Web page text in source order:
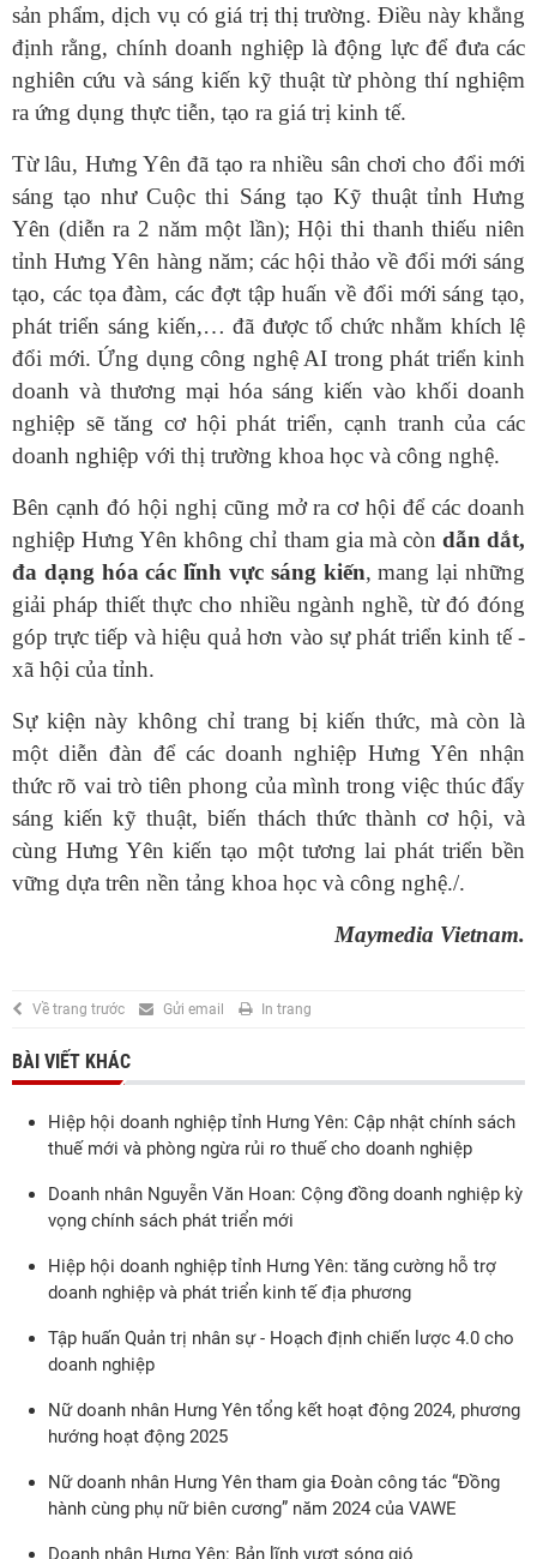
sản phẩm, dịch vụ có giá trị thị trường. Điều này khẳng
định rằng, chính doanh nghiệp là động lực để đưa các
nghiên cứu và sáng kiến kỹ thuật từ phòng thí nghiệm
ra ứng dụng thực tiễn, tạo ra giá trị kinh tế.
Từ lâu, Hưng Yên đã tạo ra nhiều sân chơi cho đổi mới
sáng tạo như Cuộc thi Sáng tạo Kỹ thuật tỉnh Hưng
Yên (diễn ra 2 năm một lần); Hội thi thanh thiếu niên
tỉnh Hưng Yên hàng năm; các hội thảo về đổi mới sáng
tạo, các tọa đàm, các đợt tập huấn về đổi mới sáng tạo,
phát triển sáng kiến,… đã được tổ chức nhằm khích lệ
đổi mới. Ứng dụng công nghệ AI trong phát triển kinh
doanh và thương mại hóa sáng kiến vào khối doanh
nghiệp sẽ tăng cơ hội phát triển, cạnh tranh của các
doanh nghiệp với thị trường khoa học và công nghệ.
Bên cạnh đó hội nghị cũng mở ra cơ hội để các doanh
nghiệp Hưng Yên không chỉ tham gia mà còn dẫn dắt,
đa dạng hóa các lĩnh vực sáng kiến, mang lại những
giải pháp thiết thực cho nhiều ngành nghề, từ đó đóng
góp trực tiếp và hiệu quả hơn vào sự phát triển kinh tế -
xã hội của tỉnh.
Sự kiện này không chỉ trang bị kiến thức, mà còn là
một diễn đàn để các doanh nghiệp Hưng Yên nhận
thức rõ vai trò tiên phong của mình trong việc thúc đẩy
sáng kiến kỹ thuật, biến thách thức thành cơ hội, và
cùng Hưng Yên kiến tạo một tương lai phát triển bền
vững dựa trên nền tảng khoa học và công nghệ./.
Maymedia Vietnam.
Về trang trước Gửi email In trang
BÀI VIẾT KHÁC
Hiệp hội doanh nghiệp tỉnh Hưng Yên: Cập nhật chính sách
thuế mới và phòng ngừa rủi ro thuế cho doanh nghiệp
Doanh nhân Nguyễn Văn Hoan: Cộng đồng doanh nghiệp kỳ
vọng chính sách phát triển mới
Hiệp hội doanh nghiệp tỉnh Hưng Yên: tăng cường hỗ trợ
doanh nghiệp và phát triển kinh tế địa phương
Tập huấn Quản trị nhân sự - Hoạch định chiến lược 4.0 cho
doanh nghiệp
Nữ doanh nhân Hưng Yên tổng kết hoạt động 2024, phương
hướng hoạt động 2025
Nữ doanh nhân Hưng Yên tham gia Đoàn công tác “Đồng
hành cùng phụ nữ biên cương” năm 2024 của VAWE
Doanh nhân Hưng Yên: Bản lĩnh vượt sóng gió